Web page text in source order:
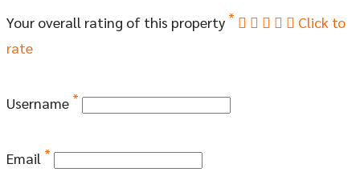
Your overall rating of this property *
Click to
rate
Username *
Email *